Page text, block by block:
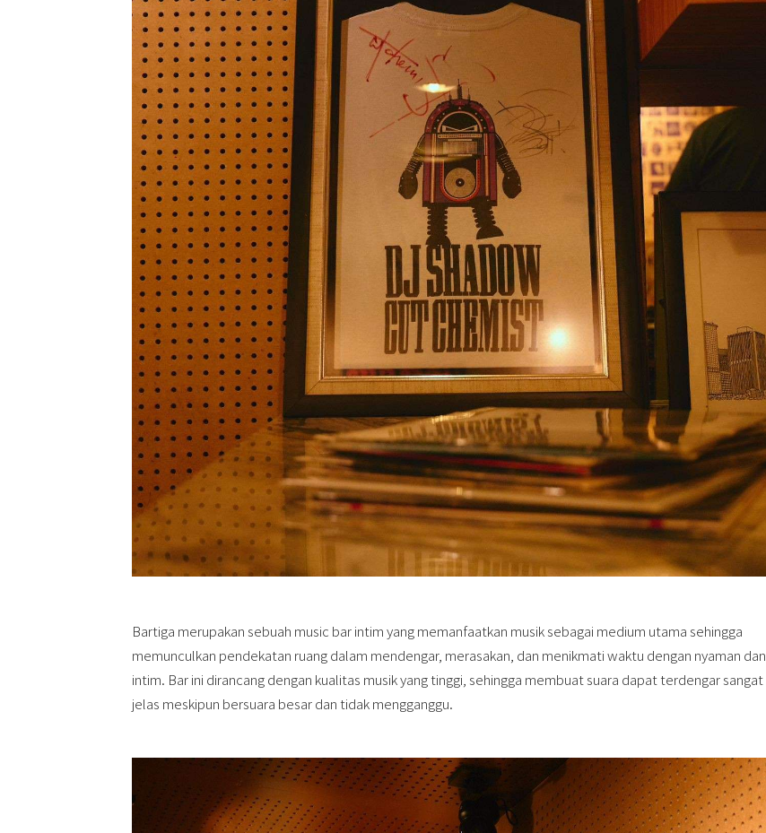
Bartiga merupakan sebuah music bar intim yang memanfaatkan musik sebagai medium utama sehingga
memunculkan pendekatan ruang dalam mendengar, merasakan, dan menikmati waktu dengan nyaman dan
intim. Bar ini dirancang dengan kualitas musik yang tinggi, sehingga membuat suara dapat terdengar sangat
jelas meskipun bersuara besar dan tidak mengganggu.